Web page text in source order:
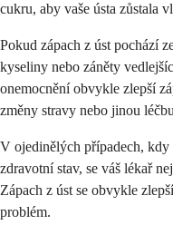
cukru, aby vaše ústa zůstala
Pokud zápach z úst pochází
kyseliny nebo záněty
onemocnění obvykle zlepší
změny stravy nebo jinou
V ojedinělých případech, kdy
zdravotní stav, se váš lékař
Zápach z úst se obvykle
problém.